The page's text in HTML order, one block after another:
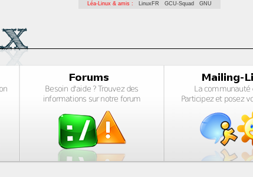
Léa-Linux & amis : LinuxFR GCU-Squad GNU